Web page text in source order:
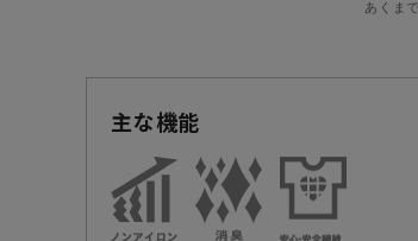
あくま
主な機能